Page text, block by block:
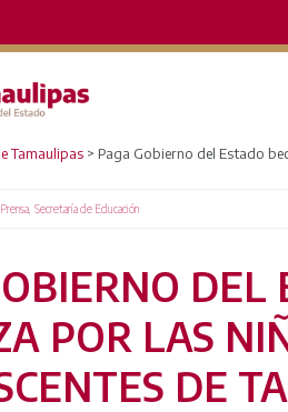
Tamaulipas > Paga Gobierno del Estado
Prensa Secretaría de Educación
DEL
POR LAS
DE